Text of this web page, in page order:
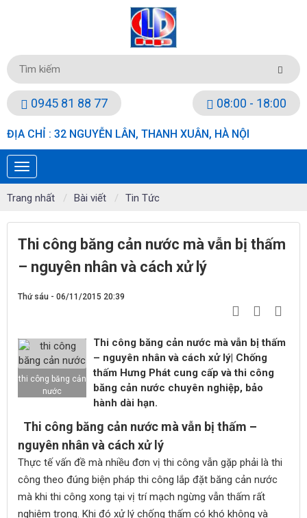
0945 81 88 77 08:00 - 18:00
ĐỊA CHỈ : 32 NGUYỄN LÂN, THANH XUÂN, HÀ NỘI
Trang nhất Bài viết Tin Tức
Thi công băng cản nước mà vẫn bị thấm
– nguyên nhân và cách xử lý
Thứ sáu - 06/11/2015 20:39
thi công băng cản
nước
Thi công băng cản nước mà vẫn bị thấm
– nguyên nhân và cách xử lý| Chống
thấm Hưng Phát cung cấp và thi công
băng cản nước chuyên nghiệp, bảo
hành dài hạn.
Thi công băng cản nước mà vẫn bị thấm –
nguyên nhân và cách xử lý
Thực tế vấn đề mà nhiều đơn vị thi công vẫn gặp phải là thi
công theo đúng biện pháp thi công lắp đặt băng cản nước
mà khi thi công xong tại vị trí mạch ngừng vẫn thấm rất
nghiêm trọng. Khi đó xử lý chống thấm có khó không và